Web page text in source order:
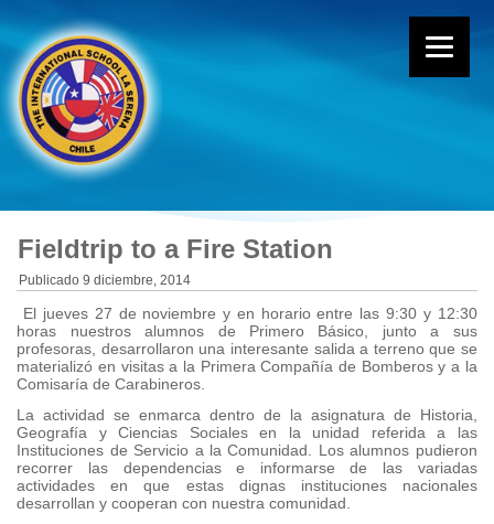
Fieldtrip to a Fire Station
Publicado 9 diciembre, 2014
El jueves 27 de noviembre y en horario entre las 9:30 y 12:30
horas nuestros alumnos de Primero Básico, junto a sus
profesoras, desarrollaron una interesante salida a terreno que se
materializó en visitas a la Primera Compañía de Bomberos y a la
Comisaría de Carabineros.
La actividad se enmarca dentro de la asignatura de Historia,
Geografía y Ciencias Sociales en la unidad referida a las
Instituciones de Servicio a la Comunidad. Los alumnos pudieron
recorrer las dependencias e informarse de las variadas
actividades en que estas dignas instituciones nacionales
desarrollan y cooperan con nuestra comunidad.